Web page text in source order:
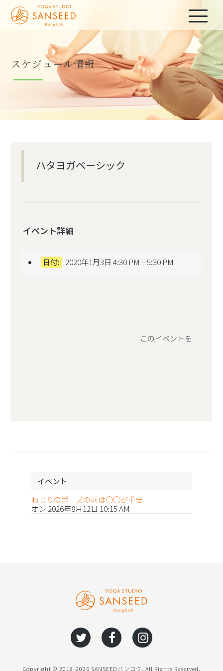
スケジュール情報
ハタヨガベーシック
イベント詳細
日付: 2020年1月3日 4:30 PM –5:30 PM
このイベントを
イベント
ねじりのポーズの前は〇〇が重要
オン 2026年8月12日 10:15 AM
Copyright © 2018-2026 SANSEEDバンコク. All Rights Reserved.